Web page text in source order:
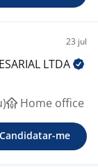
23 jul
LTDA
Home office
Candidatar-me